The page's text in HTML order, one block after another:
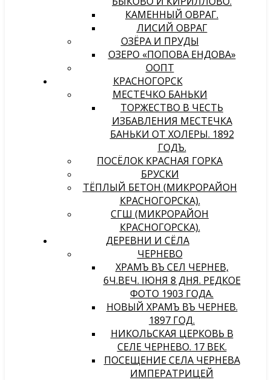
КАМЕННЫЙ ОВРАГ.
ЛИСИЙ ОВРАГ
ОЗЁРА И ПРУДЫ
ОЗЕРО «ПОПОВА ЕНДОВА»
ООПТ
КРАСНОГОРСК
МЕСТЕЧКО БАНЬКИ
ТОРЖЕСТВО В ЧЕСТЬ
ИЗБАВЛЕНИЯ МЕСТЕЧКА
БАНЬКИ ОТ ХОЛЕРЫ. 1892
ГОДЪ.
ПОСЁЛОК КРАСНАЯ ГОРКА
БРУСКИ
ТЁПЛЫЙ БЕТОН (МИКРОРАЙОН
КРАСНОГОРСКА).
СГШ (МИКРОРАЙОН
КРАСНОГОРСКА).
ДЕРЕВНИ И СЁЛА
ЧЕРНЕВО
ХРАМЪ ВЪ СЕЛѢ ЧЕРНЕВѢ,
6Ч.ВЕЧ. IЮНЯ 8 ДНЯ. РЕДКОЕ
ФОТО 1903 ГОДА.
НОВЫЙ ХРАМЪ ВЪ ЧЕРНЕВѢ.
1897 ГОД.
НИКОЛЬСКАЯ ЦЕРКОВЬ В
СЕЛЕ ЧЕРНЕВО. 17 ВЕК.
ПОСЕЩЕНИЕ СЕЛА ЧЕРНЕВА
ИМПЕРАТРИЦЕЙ